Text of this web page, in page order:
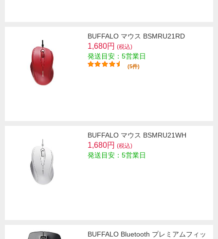
BUFFALO マウス BSMRU21RD
1,680円 (税込)
発送目安：5営業日
(5件)
BUFFALO マウス BSMRU21WH
1,680円 (税込)
発送目安：5営業日
BUFFALO Bluetooth プレミアムフィッ